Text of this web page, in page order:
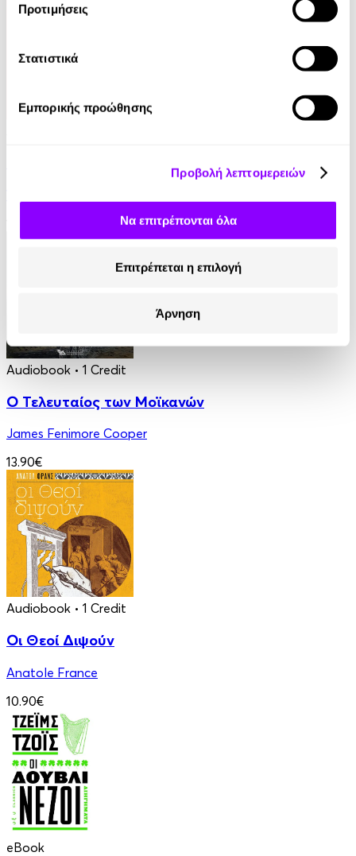
Προτιμήσεις
Στατιστικά
Εμπορικής προώθησης
Προβολή λεπτομερειών
Να επιτρέπονται όλα
Επιτρέπεται η επιλογή
Άρνηση
Audiobook • 1 Credit
Ο Τελευταίος των Μοϊκανών
James Fenimore Cooper
13.90€
Audiobook • 1 Credit
Οι Θεοί Διψούν
Anatole France
10.90€
eBook